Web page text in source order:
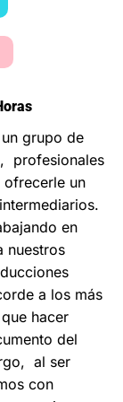
grupo de
profesionales
ofrecerle un
en
nuestros
a los más
hacer
del
al ser
con